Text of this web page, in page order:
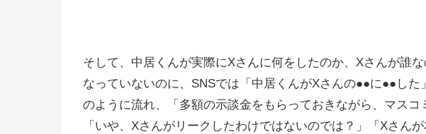
そして、中居くんが実際にXさんに何をしたのか、Xさんが誰
なっていないのに、SNSでは「中居くんがXさんの●●に●●し
のように流れ、「多額の示談金をもらっておきながら、マスコ
「いや、Xさんがリークしたわけではないのでは？」「Xさん